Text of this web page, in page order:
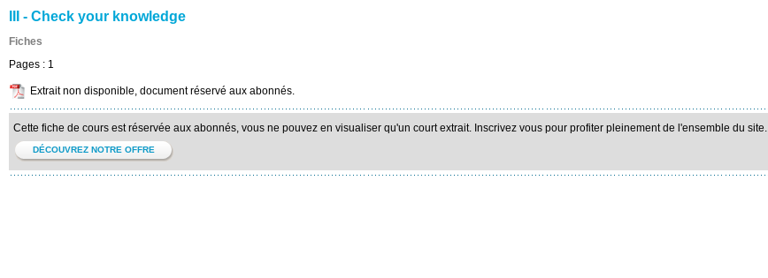
III - Check your knowledge
Fiches
Pages : 1
Extrait non disponible, document réservé aux abonnés.
Cette fiche de cours est réservée aux abonnés, vous ne pouvez en visualiser qu'un court extrait. Inscrivez vous pour profiter pleinement de l'ensemble du site.
DÉCOUVREZ NOTRE OFFRE